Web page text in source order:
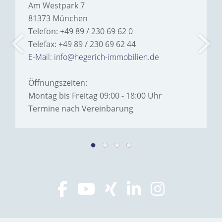
Am Westpark 7
81373 München
Telefon: +49 89 / 230 69 62 0
Telefax: +49 89 / 230 69 62 44
E-Mail: info@hegerich-immobilien.de
Öffnungszeiten:
Montag bis Freitag 09:00 - 18:00 Uhr
Termine nach Vereinbarung